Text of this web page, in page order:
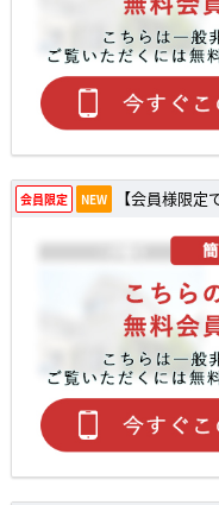
会員限定 NEW 【会員様限定